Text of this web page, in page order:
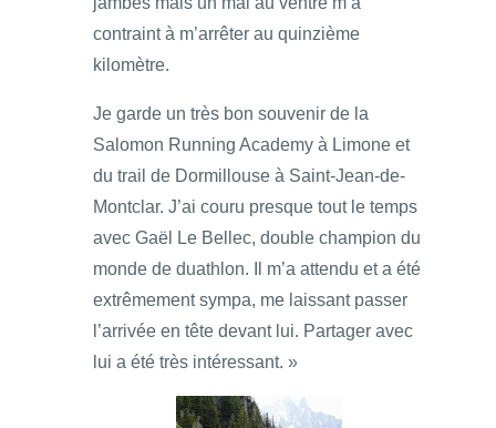
contraint à m’arrêter au quinzième
kilomètre.
Je garde un très bon souvenir de la
Salomon Running Academy à Limone et
du trail de Dormillouse à Saint-Jean-de-
Montclar. J’ai couru presque tout le temps
avec Gaël Le Bellec, double champion du
monde de duathlon. Il m’a attendu et a été
extrêmement sympa, me laissant passer
l’arrivée en tête devant lui. Partager avec
lui a été très intéressant. »